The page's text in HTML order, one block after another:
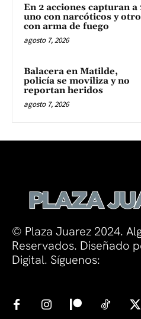
En 2 acciones capturan a
uno con narcóticos y otro
con arma de fuego
agosto 7, 2026
Balacera en Matilde,
policía se moviliza y no
reportan heridos
agosto 7, 2026
© Plaza Juarez 2024.
Reservados. Diseñado
Digital. Síguenos: